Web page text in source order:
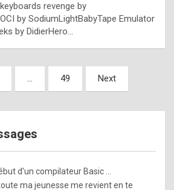
l
e
x
a
%
m
revenge by
by SodiumLightBabyTape Emulator
by DidierHero…
… 49 Next
d'un compilateur Basic ...
ma jeunesse me revient en te